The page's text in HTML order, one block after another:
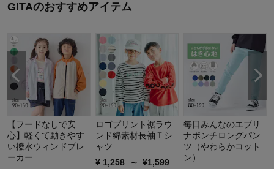
2 人が参考になりました
品質
お子さまのお気に入り度
デザイン
4.0
着心地･使用感
5.0
購入商品： ラベンダー, １４０
体型： 標準
お子さまの性別： 女の子
お子様の年齢： 6～9歳
GITAのおすすめアイテム
【フードなしで安
心】軽くて動きやす
い撥水ウィンドブレ
ーカー
ロゴプリント裾ラウ
ンド綿素材長袖Ｔシ
ャツ
¥ 1,258 ～ ¥1,599
毎日みんなのエブリ
ナポンチロングパン
ツ（やわらかコット
ン）